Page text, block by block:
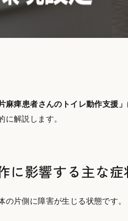
片麻痺患者さんのトイレ動作支援」
解説します。
に影響する主な症
片側に障害が生じる状態です